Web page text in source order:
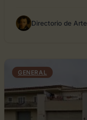
Directorio de Arte
GENERAL